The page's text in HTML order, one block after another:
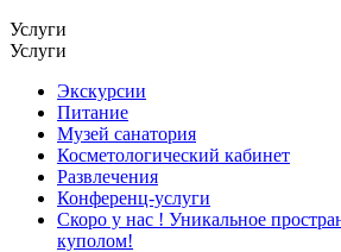
Услуги
Услуги
Экскурсии
Питание
Музей санатория
Косметологический кабинет
Развлечения
Конференц-услуги
Скоро у нас ! Уникальное
куполом!